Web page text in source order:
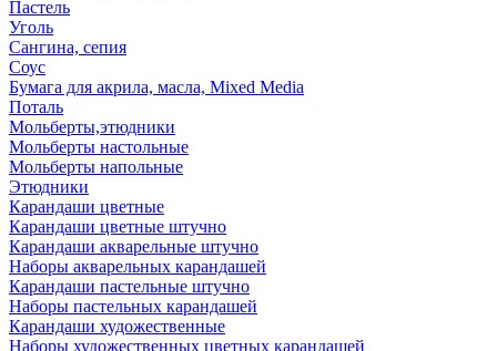
Пастель
Уголь
Сангина, сепия
Соус
Бумага для акрила, масла, Mixed Media
Поталь
Мольберты,этюдники
Мольберты настольные
Мольберты напольные
Этюдники
Карандаши цветные
Карандаши цветные штучно
Карандаши акварельные штучно
Наборы акварельных карандашей
Карандаши пастельные штучно
Наборы пастельных карандашей
Карандаши художественные
Наборы художественных цветных карандашей